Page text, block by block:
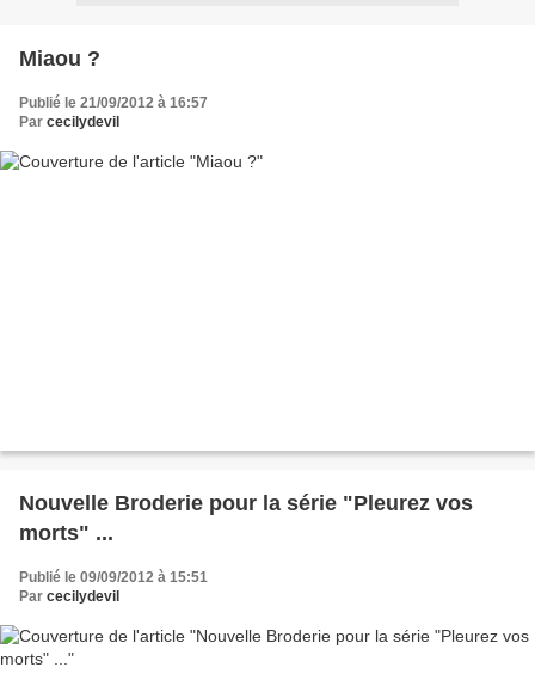
Miaou ?
Publié le 21/09/2012 à 16:57
Par cecilydevil
Nouvelle Broderie pour la série "Pleurez vos
morts" ...
Publié le 09/09/2012 à 15:51
Par cecilydevil